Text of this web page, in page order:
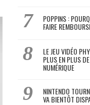
POPPINS :
FAIRE
LE JEU VIDÉO
PLUS EN PLUS
NUMÉRIQUE
NINTENDO
VA BIENTÔT